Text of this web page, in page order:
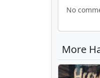
No
More